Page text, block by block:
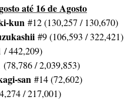
até 16 de Agosto
kun #12 (130,257 / 130,670)
#9 (106,593 / 322,421)
/ 442,209)
(78,786 / 2,039,853)
san #14 (72,602)
/ 217,001)